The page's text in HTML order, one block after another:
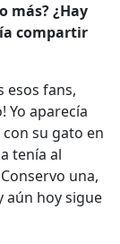
más? ¿Hay
compartir
esos fans,
Yo aparecía
su gato en
tenía al
una,
aún hoy sigue